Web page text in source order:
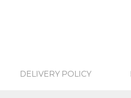
DELIVERY POLICY